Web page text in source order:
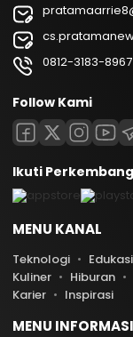
0812-3183-8967
Follow Kami
Ikuti
MENU KANAL
Teknologi Edukasi
Kuliner
Hiburan
Karier
Inspirasi
MENU INFORMASI